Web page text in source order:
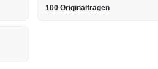
100 Originalfragen